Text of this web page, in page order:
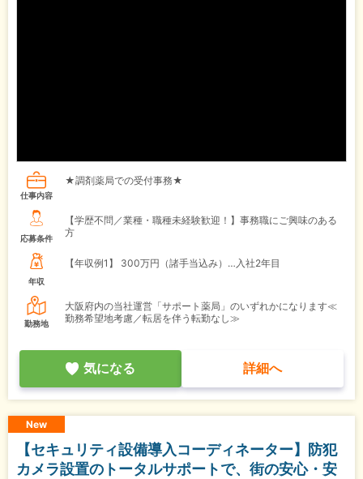
仕事内容
★調剤薬局での受付事務★
応募条件
【学歴不問／業種・職種未経験歓迎！】事務職にご興味のある
方
年収
【年収例1】 300万円（諸手当込み）…入社2年目
勤務地
大阪府内の当社運営「サポート薬局」のいずれかになります≪
勤務希望地考慮／転居を伴う転勤なし≫
気になる 詳細へ
New
【セキュリティ設備導入コーディネーター】防犯
カメラ設置のトータルサポートで、街の安心・安